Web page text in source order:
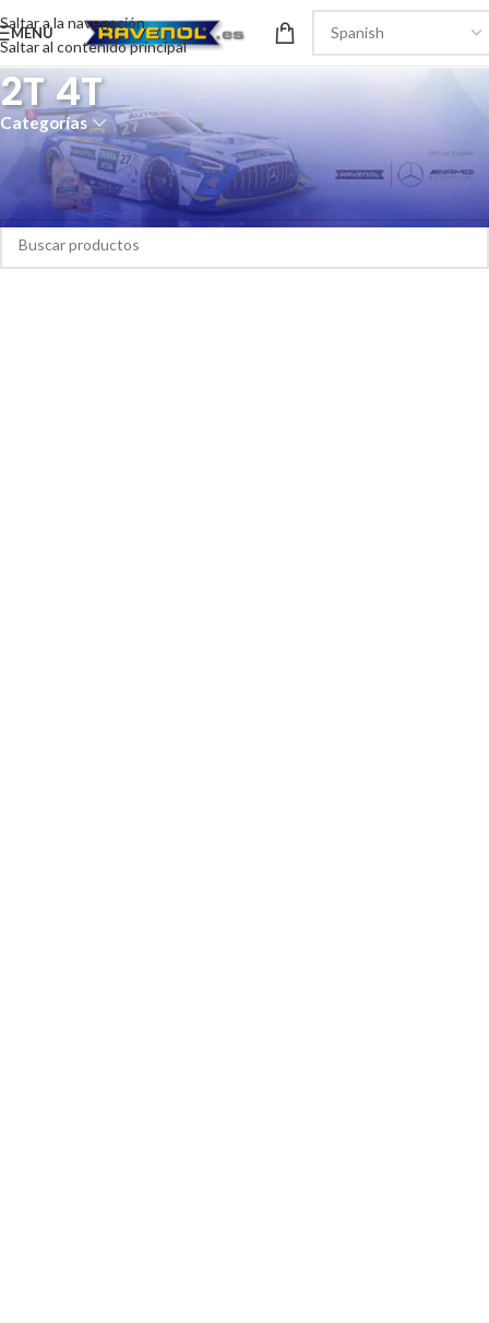
Saltar a la navegación
Saltar al contenido principal
MENÚ
2T 4T
Categorías
Naútica/ Motor/ 2T 4T
No se han encontrado productos que coincidan con tu selección.